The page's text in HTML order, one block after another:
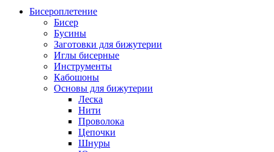
Бисероплетение
Бисер
Бусины
Заготовки для бижутерии
Иглы бисерные
Инструменты
Кабошоны
Основы для бижутерии
Леска
Нити
Проволока
Цепочки
Шнуры